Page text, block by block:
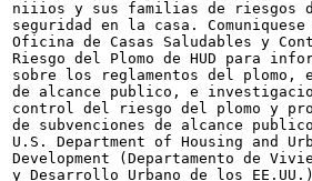
niiios y sus familias de riesgos
seguridad en la casa.
Oficina de Casas Saludables y
Riesgo del Plomo de HUD para
sobre los reglamentos del plomo,
de alcance publico, e
control del riesgo del plomo y
de subvenciones de alcance
U.S. Department of Housing and
Development (Departamento de
y Desarrollo Urbano de los EE.UU.)